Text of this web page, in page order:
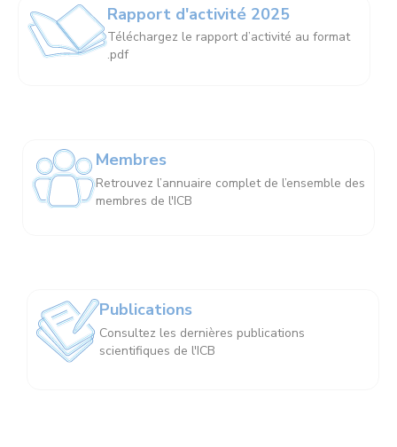
Rapport d'activité 2025
Téléchargez le rapport d’activité au format
.pdf
Membres
Retrouvez l’annuaire complet de l’ensemble des
membres de l'ICB
Publications
Consultez les dernières publications
scientifiques de l'ICB